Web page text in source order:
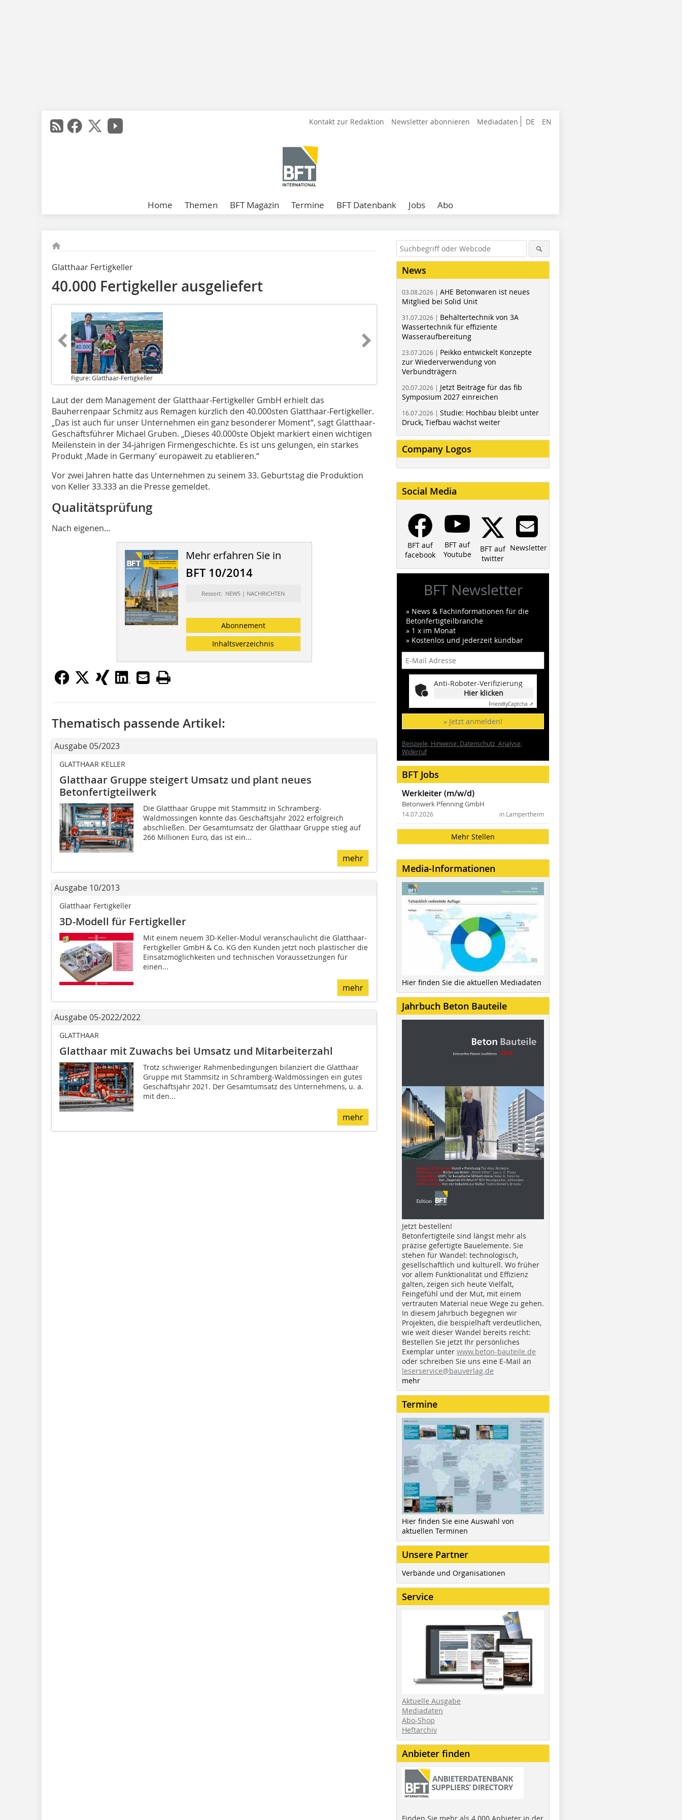
DE EN
Kontakt zur Redaktion Newsletter abonnieren Mediadaten
Home Themen BFT Magazin Termine BFT Datenbank Jobs Abo
Glatthaar Fertigkeller
40.000 Fertigkeller ausgeliefert
Figure: Glatthaar-Fertigkeller
Laut der dem Management der Glatthaar-Fertigkeller GmbH erhielt das
Bauherrenpaar Schmitz aus Remagen kürzlich den 40.000sten Glatthaar-Fertigkeller.
„Das ist auch für unser Unternehmen ein ganz besonderer Moment“, sagt Glatthaar-
Geschäftsführer Michael Gruben. „Dieses 40.000ste Objekt markiert einen wichtigen
Meilenstein in der 34-jährigen Firmengeschichte. Es ist uns gelungen, ein starkes
Produkt ‚Made in Germany’ europaweit zu etablieren.“
Vor zwei Jahren hatte das Unternehmen zu seinem 33. Geburtstag die Produktion
von Keller 33.333 an die Presse gemeldet.
Qualitätsprüfung
Nach eigenen...
Mehr erfahren Sie in
BFT 10/2014
Ressort: NEWS | NACHRICHTEN
Abonnement
Inhaltsverzeichnis
Thematisch passende Artikel:
Ausgabe 05/2023
GLATTHAAR KELLER
Glatthaar Gruppe steigert Umsatz und plant neues
Betonfertigteilwerk
Die Glatthaar Gruppe mit Stammsitz in Schramberg-
Waldmössingen konnte das Geschäftsjahr 2022 erfolgreich
abschließen. Der Gesamtumsatz der Glatthaar Gruppe stieg auf
266 Millionen Euro, das ist ein...
mehr
Ausgabe 10/2013
Glatthaar Fertigkeller
3D-Modell für Fertigkeller
Mit einem neuem 3D-Keller-Mo­dul veranschaulicht die Glatt­haar-
Fertigkeller GmbH & Co. KG den Kunden jetzt noch plastischer die
Einsatzmöglichkeiten und technischen Voraussetzungen für
einen...
mehr
Ausgabe 05-2022/2022
GLATTHAAR
Glatthaar mit Zuwachs bei Umsatz und Mitarbeiterzahl
Trotz schwieriger Rahmenbedingungen bilanziert die Glatthaar
Gruppe mit Stammsitz in Schramberg-Waldmössingen ein gutes
Geschäftsjahr 2021. Der Gesamtumsatz des Unternehmens, u. a.
mit den...
mehr
News
03.08.2026 | AHE Betonwaren ist neues
Mitglied bei Solid Unit
31.07.2026 | Behältertechnik von 3A
Wassertechnik für effiziente
Wasseraufbereitung
23.07.2026 | Peikko entwickelt Konzepte
zur Wiederverwendung von
Verbundträgern
20.07.2026 | Jetzt Beiträge für das fib
Symposium 2027 einreichen
16.07.2026 | Studie: Hochbau bleibt unter
Druck, Tiefbau wächst weiter
Company Logos
Social Media
BFT auf
facebook
BFT auf
Youtube
BFT auf
twitter
Newsletter
BFT Newsletter
» News & Fachinformationen für die
Betonfertigteilbranche
» 1 x im Monat
» Kostenlos und jederzeit kündbar
Anti-Roboter-Verifizierung
Hier klicken
FriendlyCaptcha ⇗
» Jetzt anmelden!
Beispiele, Hinweise: Datenschutz, Analyse,
Widerruf
BFT Jobs
Werkleiter (m/w/d)
Betonwerk Pfenning GmbH
in Lampertheim
14.07.2026
Mehr Stellen
Media-Informationen
Hier finden Sie die aktuellen Mediadaten
Jahrbuch Beton Bauteile
Jetzt bestellen!
Betonfertigteile sind längst mehr als
präzise gefertigte Bauelemente. Sie
stehen für Wandel: technologisch,
gesellschaftlich und kulturell. Wo früher
vor allem Funktionalität und Effizienz
galten, zeigen sich heute Vielfalt,
Feingefühl und der Mut, mit einem
vertrauten Material neue Wege zu gehen.
In diesem Jahrbuch begegnen wir
Projekten, die beispielhaft verdeutlichen,
wie weit dieser Wandel bereits reicht:
Bestellen Sie jetzt Ihr persönliches
Exemplar unter www.beton-bauteile.de
oder schreiben Sie uns eine E-Mail an
leserservice@bauverlag.de
mehr
Termine
Hier finden Sie eine Auswahl von
aktuellen Terminen
Unsere Partner
Verbände und Organisationen
Service
Aktuelle Ausgabe
Mediadaten
Abo-Shop
Heftarchiv
Anbieter finden